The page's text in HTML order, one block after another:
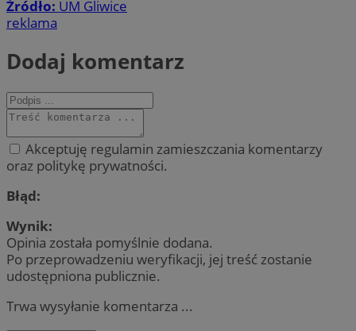
Źródło: UM Gliwice
reklama
Dodaj komentarz
Akceptuję regulamin zamieszczania komentarzy
oraz politykę prywatności.
Błąd:
Wynik:
Opinia została pomyślnie dodana.
Po przeprowadzeniu weryfikacji, jej treść zostanie
udostępniona publicznie.
Trwa wysyłanie komentarza ...